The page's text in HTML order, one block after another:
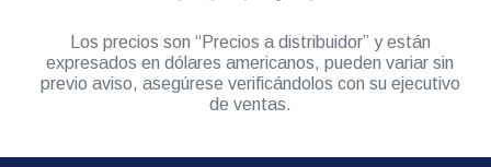
Los precios son “Precios a distribuidor” y están
expresados en dólares americanos, pueden variar sin
previo aviso, asegúrese verificándolos con su ejecutivo
de ventas.